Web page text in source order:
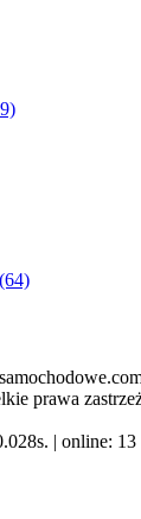
(64)
prawa
| online: 13